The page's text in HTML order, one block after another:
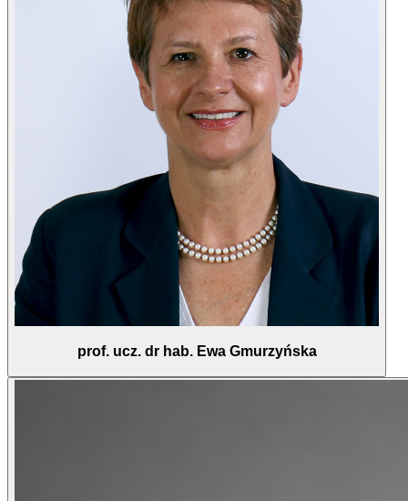
prof. ucz. dr hab. Ewa Gmurzyńska